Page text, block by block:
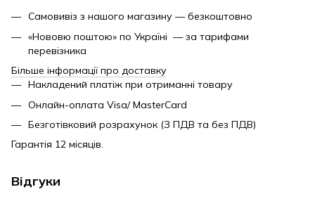
Самовивіз з нашого магазину — безкоштовно
«Нововю поштою» по Україні — за тарифами
перевізника
Більше інформації про доставку
Накладений платіж при отриманні товару
Онлайн-оплата Visa/ MasterCard
Безготівковий розрахунок (З ПДВ та без ПДВ)
Гарантія 12 місяців.
Відгуки